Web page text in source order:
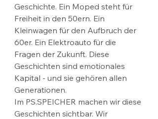
Geschichte. Ein Moped steht für
Freiheit in den 50ern. Ein
Kleinwagen für den Aufbruch der
60er. Ein Elektroauto für die
Fragen der Zukunft. Diese
Geschichten sind emotionales
Kapital - und sie gehören allen
Generationen.
Im PS.SPEICHER machen wir diese
Geschichten sichtbar. Wir